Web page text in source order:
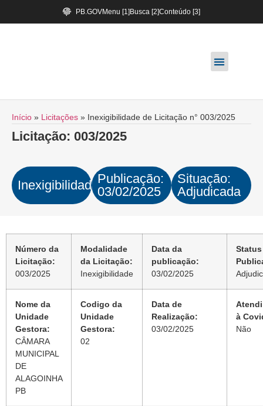
PB.GOVMenu [1] Busca [2]Conteúdo [3]
Início » Licitações » Inexigibilidade de Licitação n° 003/2025
Licitação: 003/2025
InexigibilidadePublicação:
03/02/2025
Situação:
Adjudicada
Número da
Licitação:
003/2025
Modalidade
da Licitação:
Inexigibilidade
Data da
publicação:
03/02/2025
Nome da
Unidade
Gestora:
CÂMARA
MUNICIPAL
DE
ALAGOINHA
PB
Codigo da
Unidade
Gestora:
02
Data de
Realização:
03/02/2025
à
Não